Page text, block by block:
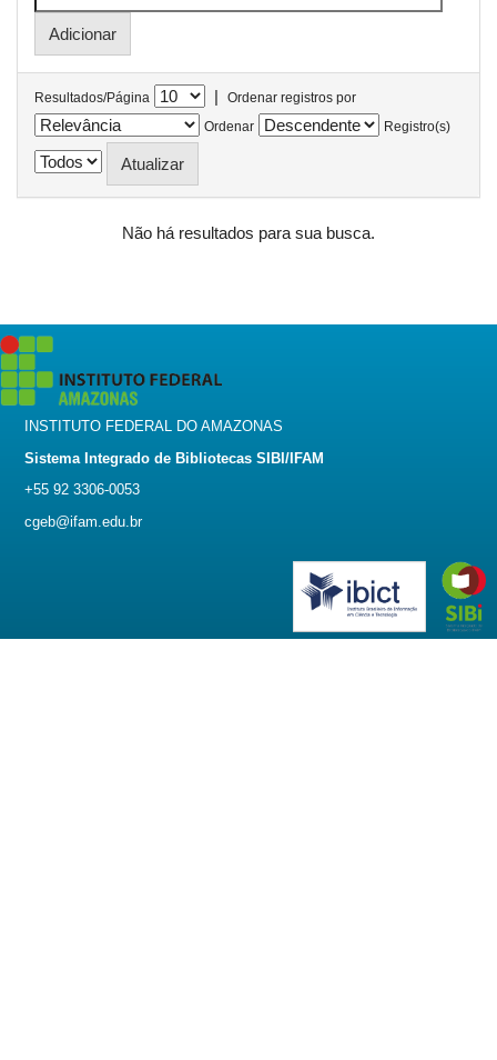
Resultados/Página |
Ordenar registros por
Ordenar
Registro(s)
Não há resultados para sua busca.
INSTITUTO FEDERAL DO AMAZONAS
Sistema Integrado de Bibliotecas SIBI/IFAM
+55 92 3306-0053
cgeb@ifam.edu.br